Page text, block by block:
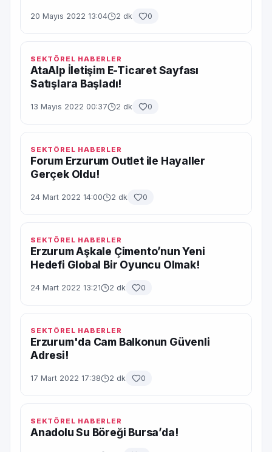
20 Mayıs 2022 13:04 2 dk 0
SEKTÖREL HABERLER
AtaAlp İletişim E-Ticaret Sayfası
Satışlara Başladı!
13 Mayıs 2022 00:37 2 dk 0
SEKTÖREL HABERLER
Forum Erzurum Outlet ile Hayaller
Gerçek Oldu!
24 Mart 2022 14:00 2 dk 0
SEKTÖREL HABERLER
Erzurum Aşkale Çimento’nun Yeni
Hedefi Global Bir Oyuncu Olmak!
24 Mart 2022 13:21 2 dk 0
SEKTÖREL HABERLER
Erzurum'da Cam Balkonun Güvenli
Adresi!
17 Mart 2022 17:38 2 dk 0
SEKTÖREL HABERLER
Anadolu Su Böreği Bursa’da!